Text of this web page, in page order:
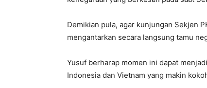
Demikian pula, agar kunjungan Sekjen
mengantarkan secara langsung tamu
Yusuf berharap momen ini dapat
Indonesia dan Vietnam yang makin